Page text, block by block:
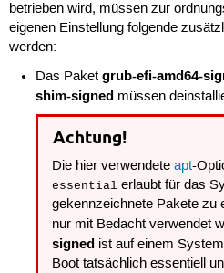
betrieben wird, müssen zur
eigenen Einstellung folgende
werden:
Das Paketgrub-efi-amd64-
shim-signed müssen
Achtung!
Die hier verwendete apt-
essential erlaubt für das
gekennzeichnete Pakete zu
nur mit Bedacht verwendet
signedist auf einem
Boot tatsächlich essentiell